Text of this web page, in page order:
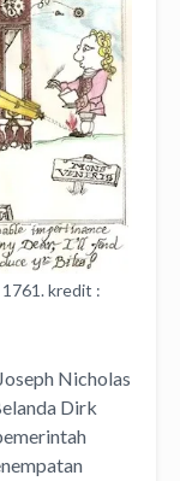
kredit :
Nicholas
Dirk